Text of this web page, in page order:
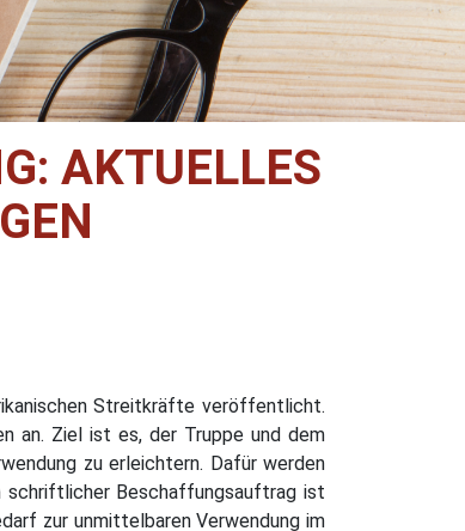
AKTUELLES
Streitkräfte veröffentlicht.
an. Ziel ist es, der Truppe und dem
zu erleichtern. Dafür werden
schriftlicher Beschaffungsauftrag ist
zur unmittelbaren Verwendung im